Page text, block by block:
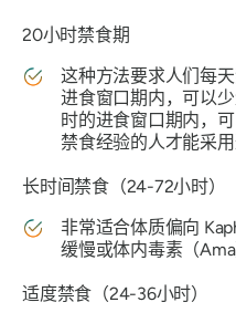
20小时禁食期
这种方法要求人们每
进食窗口期内，可以
时的进食窗口期内，
禁食经验的人才能采
长时间禁食（24-72小时）
非常适合体质偏向
缓慢或体内毒素（
适度禁食（24-36小时）